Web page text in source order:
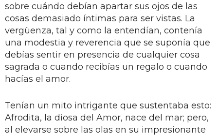
sobre cuándo debían apartar sus ojos de las
cosas demasiado íntimas para ser vistas. La
vergüenza, tal y como la entendían, contenía
una modestia y reverencia que se suponía que
debías sentir en presencia de cualquier cosa
sagrada o cuando recibías un regalo o cuando
hacías el amor.
Tenían un mito intrigante que sustentaba esto:
Afrodita, la diosa del Amor, nace del mar; pero,
al elevarse sobre las olas en su impresionante